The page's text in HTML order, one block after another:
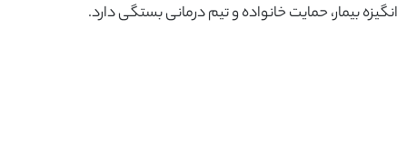
انگیزه بیمار، حمایت خانواده و تیم درمانی بستگی دارد.